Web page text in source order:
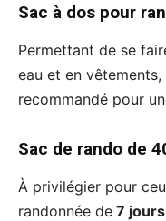
Sac à dos pour
Permettant de se
eau et en
recommandé pour
Sac de rando de
À privilégier pour
randonnée de 7 jours